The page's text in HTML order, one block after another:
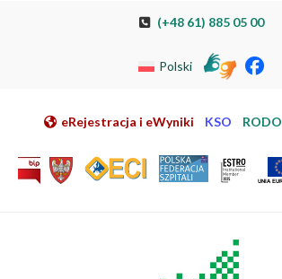
Przeskocz do nawigacji
Przejdź do mapy strony
Przejdź do elektronicznej rejestracji pacjenta
(+48 61) 885 05 00
Polski
eRejestracja i eWyniki KSO RODO